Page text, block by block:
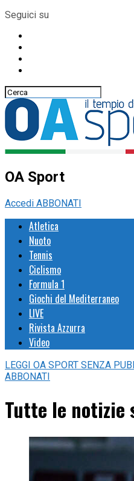
Seguici su
OA Sport
Accedi ABBONATI
Atletica
Nuoto
Tennis
Ciclismo
Formula 1
Giochi del Mediterraneo
LIVE
Rivista Azzurra
Video
LEGGI OA SPORT SENZA
ABBONATI
Tutte le notizie